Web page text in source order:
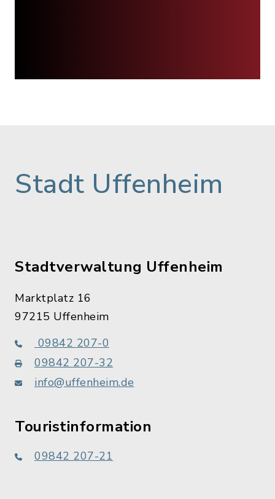
Stadt Uffenheim
Stadtverwaltung Uffenheim
Marktplatz 16
97215 Uffenheim
09842 207-0
09842 207-32
info@uffenheim.de
Touristinformation
09842 207-21